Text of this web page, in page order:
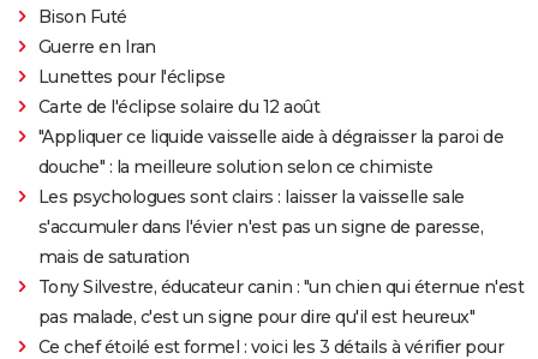
Bison Futé
Guerre en Iran
Lunettes pour l'éclipse
Carte de l'éclipse solaire du 12 août
"Appliquer ce liquide vaisselle aide à dégraisser la paroi de
douche" : la meilleure solution selon ce chimiste
Les psychologues sont clairs : laisser la vaisselle sale
s'accumuler dans l'évier n'est pas un signe de paresse,
mais de saturation
Tony Silvestre, éducateur canin : "un chien qui éternue n'est
pas malade, c'est un signe pour dire qu'il est heureux"
Ce chef étoilé est formel : voici les 3 détails à vérifier pour